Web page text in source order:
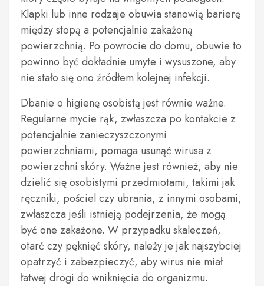
Klapki lub inne rodzaje obuwia stanowią barierę
między stopą a potencjalnie zakażoną
powierzchnią. Po powrocie do domu, obuwie to
powinno być dokładnie umyte i wysuszone, aby
nie stało się ono źródłem kolejnej infekcji.
Dbanie o higienę osobistą jest równie ważne.
Regularne mycie rąk, zwłaszcza po kontakcie z
potencjalnie zanieczyszczonymi
powierzchniami, pomaga usunąć wirusa z
powierzchni skóry. Ważne jest również, aby nie
dzielić się osobistymi przedmiotami, takimi jak
ręczniki, pościel czy ubrania, z innymi osobami,
zwłaszcza jeśli istnieją podejrzenia, że mogą
być one zakażone. W przypadku skaleczeń,
otarć czy pęknięć skóry, należy je jak najszybciej
opatrzyć i zabezpieczyć, aby wirus nie miał
łatwej drogi do wniknięcia do organizmu.